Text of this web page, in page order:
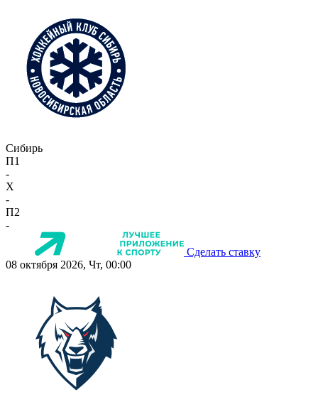
Сибирь
П1
-
X
-
П2
-
Сделать ставку
08 октября 2026, Чт, 00:00